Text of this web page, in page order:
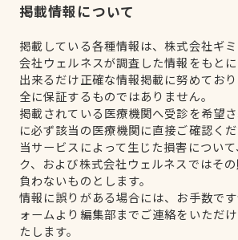
掲載情報について
掲載している各種情報は、株式会社ギ
会社ウェルネスが調査した情報をもとに
出来るだけ正確な情報掲載に努めてお
全に保証するものではありません。
掲載されている医療機関へ受診を希望
に必ず該当の医療機関に直接ご確認くだ
当サービスによって生じた損害につい
ク、および株式会社ウェルネスではそ
負わないものとします。
情報に誤りがある場合には、お手数で
ォームより編集部までご連絡をいただ
たします。